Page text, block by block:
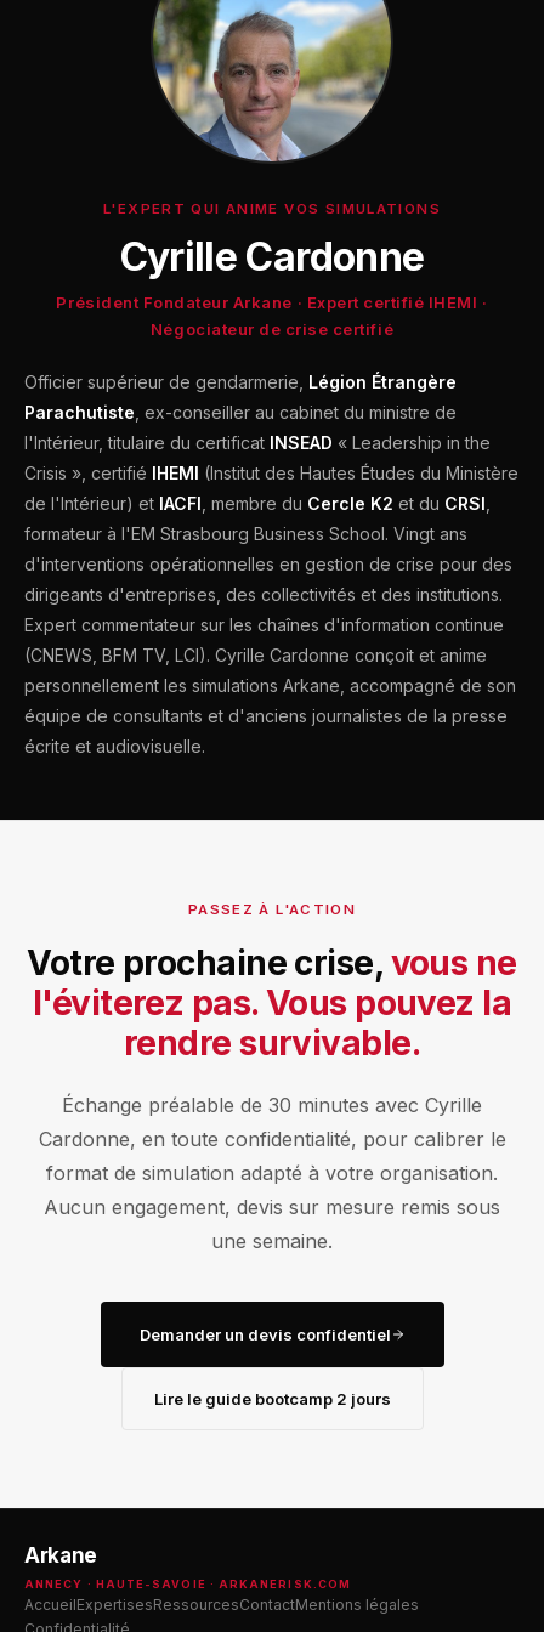
annuel. À Annecy et en Haute-Savoie, nous
travaillons régulièrement avec des ETI industrielles,
des cabinets d'avocats, des établissements de
santé et des collectivités.
L'EXPERT QUI ANIME VOS SIMULATIONS
Cyrille Cardonne
Président Fondateur Arkane · Expert certifié IHEMI ·
Négociateur de crise certifié
Officier supérieur de gendarmerie, Légion Étrangère
Parachutiste , ex-conseiller au cabinet du ministre de
l'Intérieur, titulaire du certificat INSEAD « Leadership in the
Crisis », certifié IHEMI (Institut des Hautes Études du Ministère
de l'Intérieur) et IACFI , membre du Cercle K2 et du CRSI
formateur à l'EM Strasbourg Business School. Vingt ans
d'interventions opérationnelles en gestion de crise pour des
dirigeants d'entreprises, des collectivités et des institutions.
Expert commentateur sur les chaînes d'information continue
(CNEWS, BFM TV, LCI). Cyrille Cardonne conçoit et anime
personnellement les simulations Arkane, accompagné de son
équipe de consultants et d'anciens journalistes de la presse
écrite et audiovisuelle.
PASSEZ À L'ACTION
Votre prochaine crise, vous ne
l'éviterez pas. Vous pouvez la
rendre survivable.
Échange préalable de 30 minutes avec Cyrille
Cardonne, en toute confidentialité, pour calibrer le
format de simulation adapté à votre organisation.
Aucun engagement, devis sur mesure remis sous
une semaine.
Demander un devis confidentiel
Lire le guide bootcamp 2 jours
Arkane
ANNECY · HAUTE-SAVOIE · ARKANERISK.COM
AccueilExpertisesRessourcesContactMentions légales